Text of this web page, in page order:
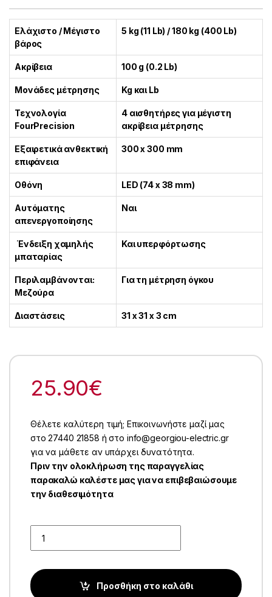
Ελάχιστο / Μέγιστο
βάρος
5 kg (11 Lb) / 180 kg (400 Lb)
Ακρίβεια 100 g (0.2 Lb)
Μονάδες μέτρησης Kg και Lb
Τεχνολογία
FourPrecision
4 αισθητήρες για μέγιστη
ακρίβεια μέτρησης
Εξαιρετικά ανθεκτική
επιφάνεια
300 x 300 mm
Οθόνη LED (74 x 38 mm)
Αυτόματης
απενεργοποίησης
Ναι
Ένδειξη χαμηλής
μπαταρίας
Και υπερφόρτωσης
Περιλαμβάνονται:
Μεζούρα
Για τη μέτρηση όγκου
Διαστάσεις 31 x 31 x 3 cm
25.90€
Θέλετε καλύτερη τιμή; Επικοινωνήστε μαζί μας
στο 27440 21858 ή στο info@georgiou-electric.gr
για να μάθετε αν υπάρχει δυνατότητα.
Πριν την ολοκλήρωση της παραγγελίας
παρακαλώ καλέστε μας για να επιβεβαιώσουμε
την διαθεσιμότητα
Προσθήκη στο καλάθι